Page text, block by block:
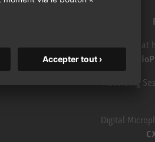
Recording
Digital